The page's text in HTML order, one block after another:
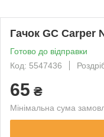
Гачок GC Carper
Готово до відправки
Код: 5547436
65 ₴
Мінімальна сума